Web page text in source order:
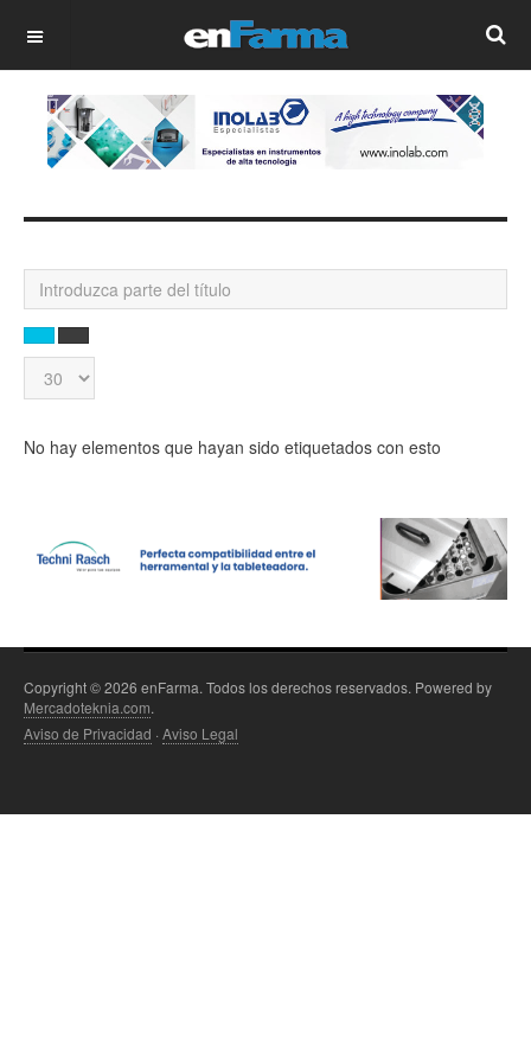
OFF CANVAS
Introduzca
parte
del
título
BUSCARLIMPIAR
Cantidad
a
No hay elementos que hayan sido etiquetados con esto
Copyright © 2026 enFarma. Todos los derechos reservados. Powered by
Mercadoteknia.com.
Aviso de Privacidad · Aviso Legal